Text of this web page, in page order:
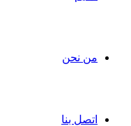
من نحن
اتصل بنا